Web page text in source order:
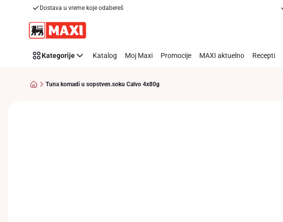
Dostava u vreme koje odabereš
Kategorije Katalog Moj Maxi Promocije MAXI aktuelno Recepti
Tuna komadi u sopstven.soku Calvo 4x80g